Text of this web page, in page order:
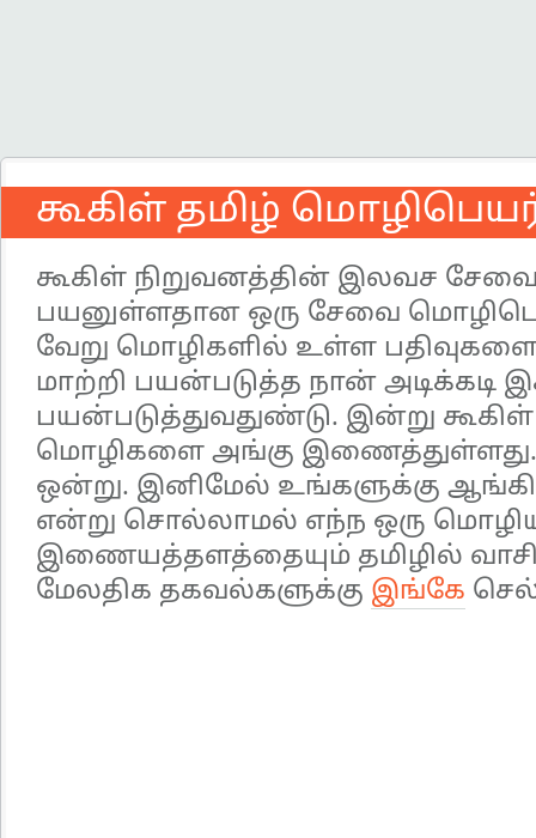
கூகிள் தமிழ்
கூகிள் நிறுவனத்தின் இலவச
பயனுள்ளதான ஒரு சேவை
வேறு மொழிகளில் உள்ள
மாற்றி பயன்படுத்த நான்
பயன்படுத்துவதுண்டு. இன்று
மொழிகளை அங்கு இணைத்துள்ளது.
ஒன்று. இனிமேல் உங்களுக்கு
என்று சொல்லாமல் எந்ந ஒரு
இணையத்தளத்தையும் தமிழில்
மேலதிக தகவல்களுக்கு இங்கே